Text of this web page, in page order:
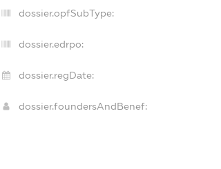
dossier.opfSubType:
dossier.edrpo:
dossier.regDate:
dossier.foundersAndBenef: